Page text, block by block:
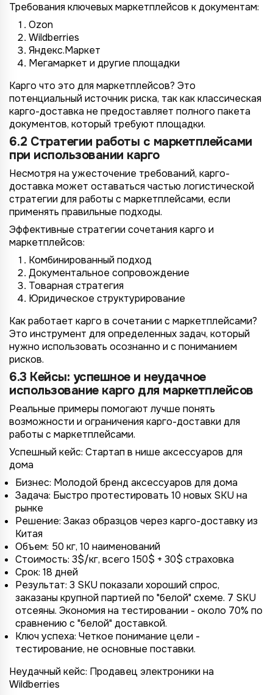
Требования ключевых маркетплейсов к документам:
Ozon
Wildberries
Яндекс.Маркет
Мегамаркет и другие площадки
Карго что это для маркетплейсов? Это
потенциальный источник риска, так как классическая
карго-доставка не предоставляет полного пакета
документов, который требуют площадки.
6.2 Стратегии работы с маркетплейсами
при использовании карго
Несмотря на ужесточение требований, карго-
доставка может оставаться частью логистической
стратегии для работы с маркетплейсами, если
применять правильные подходы.
Эффективные стратегии сочетания карго и
маркетплейсов:
Комбинированный подход
Документальное сопровождение
Товарная стратегия
Юридическое структурирование
Как работает карго в сочетании с маркетплейсами?
Это инструмент для определенных задач, который
нужно использовать осознанно и с пониманием
рисков.
6.3 Кейсы: успешное и неудачное
использование карго для маркетплейсов
Реальные примеры помогают лучше понять
возможности и ограничения карго-доставки для
работы с маркетплейсами.
Успешный кейс: Стартап в нише аксессуаров для
дома
Бизнес: Молодой бренд аксессуаров для дома
Задача: Быстро протестировать 10 новых SKU на
рынке
Решение: Заказ образцов через карго-доставку из
Китая
Объем: 50 кг, 10 наименований
Стоимость: 3$/кг, всего 150$ + 30$ страховка
Срок: 18 дней
Результат: 3 SKU показали хороший спрос,
заказаны крупной партией по "белой" схеме. 7 SKU
отсеяны. Экономия на тестировании - около 70% по
сравнению с "белой" доставкой.
Ключ успеха: Четкое понимание цели -
тестирование, не основные поставки.
Неудачный кейс: Продавец электроники на
Wildberries